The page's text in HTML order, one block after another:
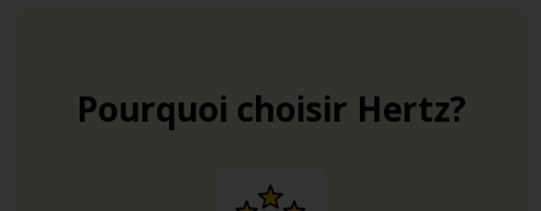
Pourquoi choisir Hertz?